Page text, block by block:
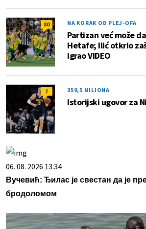
80 NA KORAK OD PLEJ-OFA
Partizan već može
Hetafe; Ilić otkrio
igrao VIDEO
7 359,5 MILIONA
Istorijski ugovor za
06. 08. 2026 13:34
Вучевић: Ђилас је свестан да је
бродоломом